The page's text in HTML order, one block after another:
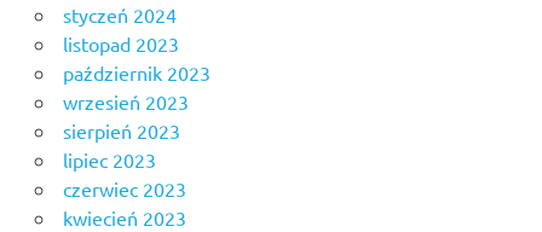
styczeń 2024
listopad 2023
październik 2023
wrzesień 2023
sierpień 2023
lipiec 2023
czerwiec 2023
kwiecień 2023